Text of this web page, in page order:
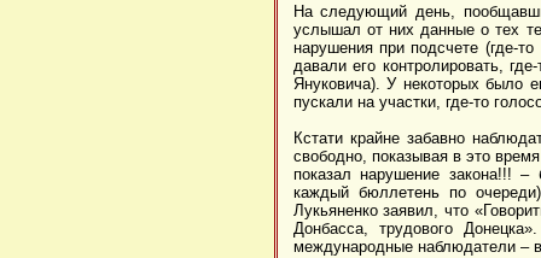
На следующий день,
услышал от них данные о тех
нарушения при подсчете (где-
давали его контролировать,
Януковича). У некоторых было
пускали на участки, где-то
Кстати крайне забавно
свободно, показывая в это
показал нарушение закона!!! –
каждый бюллетень по
Лукьяненко заявил, что
Донбасса, трудового
международные наблюдатели –